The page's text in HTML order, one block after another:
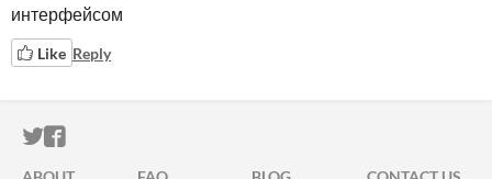
интерфейсом
Like Reply
ITCH.IO ON TWITTER
ITCH.IO ON FACEBOOK